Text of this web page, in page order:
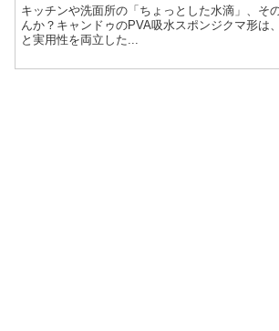
キッチンや洗面所の「ちょっとした水滴」、そ
んか？キャンドゥのPVA吸水スポンジクマ形は
と実用性を両立した...